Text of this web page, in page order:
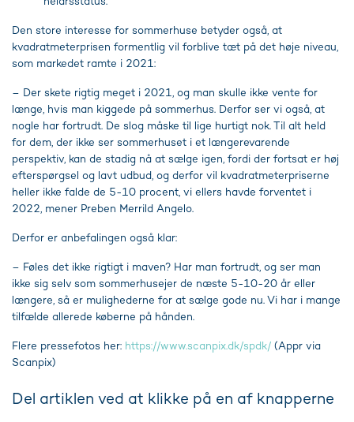
Den store interesse for sommerhuse betyder også, at
kvadratmeterprisen formentlig vil forblive tæt på det høje niveau,
som markedet ramte i 2021:
– Der skete rigtig meget i 2021, og man skulle ikke vente for
længe, hvis man kiggede på sommerhus. Derfor ser vi også, at
nogle har fortrudt. De slog måske til lige hurtigt nok. Til alt held
for dem, der ikke ser sommerhuset i et længerevarende
perspektiv, kan de stadig nå at sælge igen, fordi der fortsat er høj
efterspørgsel og lavt udbud, og derfor vil kvadratmeterpriserne
heller ikke falde de 5-10 procent, vi ellers havde forventet i
2022, mener Preben Merrild Angelo.
Derfor er anbefalingen også klar:
– Føles det ikke rigtigt i maven? Har man fortrudt, og ser man
ikke sig selv som sommerhusejer de næste 5-10-20 år eller
længere, så er mulighederne for at sælge gode nu. Vi har i mange
tilfælde allerede køberne på hånden.
Flere pressefotos her: https://www.scanpix.dk/spdk/ (Appr via
Scanpix)
Del artiklen ved at klikke på en af knapperne